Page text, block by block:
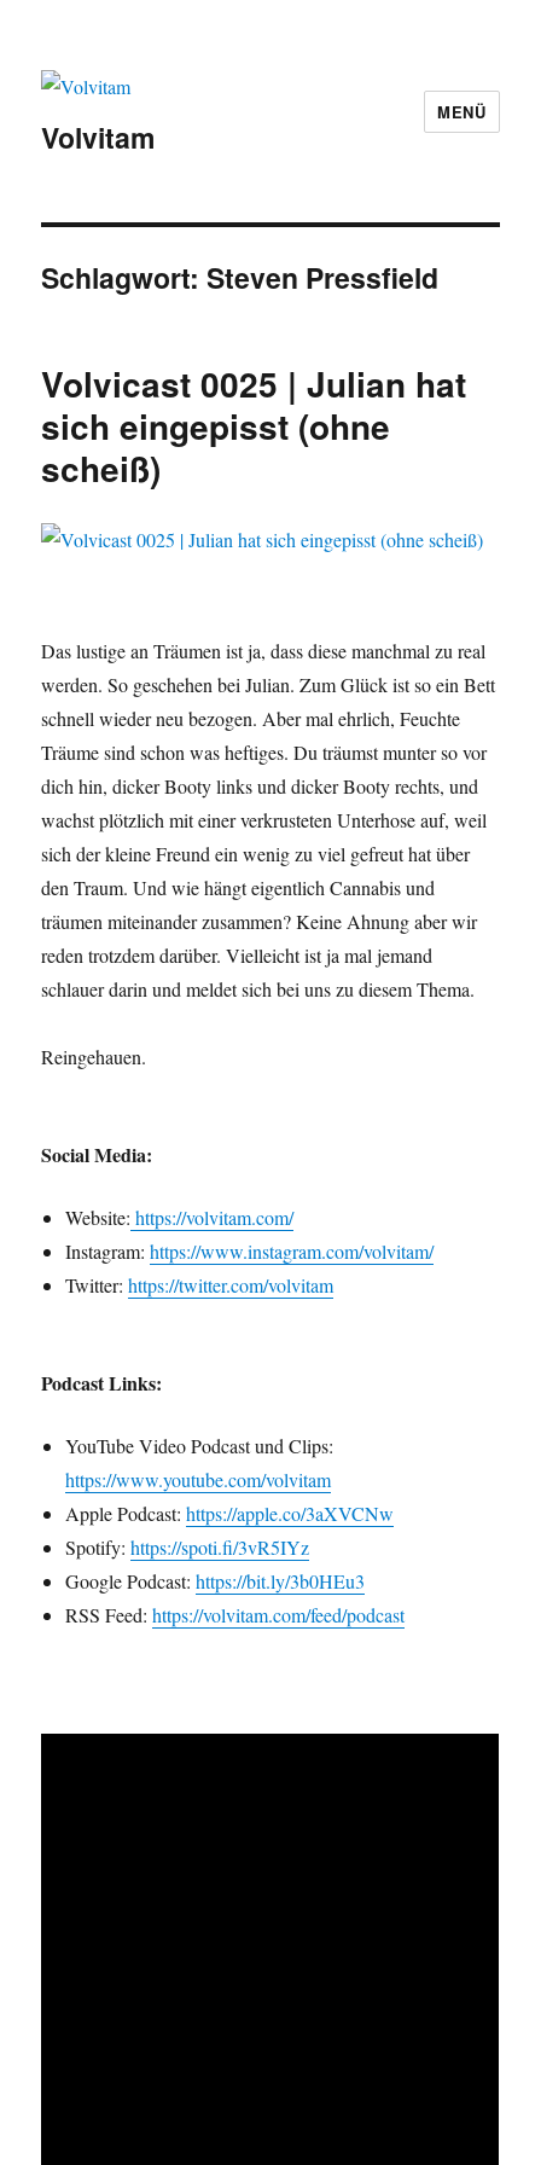
Volvitam
MENÜ
Schlagwort:Steven Pressfield
Volvicast 0025 | Julian hat
sich eingepisst (ohne
scheiß)
Das lustige an Träumen ist ja, dass diese manchmal zu real
werden. So geschehen bei Julian. Zum Glück ist so ein Bett
schnell wieder neu bezogen. Aber mal ehrlich, Feuchte
Träume sind schon was heftiges. Du träumst munter so vor
dich hin, dicker Booty links und dicker Booty rechts, und
wachst plötzlich mit einer verkrusteten Unterhose auf, weil
sich der kleine Freund ein wenig zu viel gefreut hat über
den Traum. Und wie hängt eigentlich Cannabis und
träumen miteinander zusammen? Keine Ahnung aber wir
reden trotzdem darüber. Vielleicht ist ja mal jemand
schlauer darin und meldet sich bei uns zu diesem Thema.
Reingehauen.
Social Media:
Website: https://volvitam.com/
Instagram:https://www.instagram.com/volvitam/
Twitter:https://twitter.com/volvitam
Podcast Links:
YouTube Video Podcast und Clips:
https://www.youtube.com/volvitam
Apple Podcast:https://apple.co/3aXVCNw
Spotify:https://spoti.fi/3vR5IYz
Google Podcast:https://bit.ly/3b0HEu3
RSS Feed:https://volvitam.com/feed/podcast